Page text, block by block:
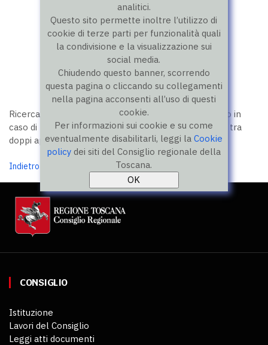
analitici.
Questo sito permette inoltre l’utilizzo di
cookie di terze parti per funzionalità quali
la condivisione e la visualizzazione sui
social media.
Chiudendo questo banner, scorrendo
questa pagina o cliccando su collegamenti
nella pagina acconsenti all’uso di questi
cookie.
Per informazioni sui cookie e su come
eventualmente disabilitarli, leggi laCookie
policy dei siti del Consiglio regionale della
Toscana.
Ricerca con parole chiave non ammesse (ad esempio in
caso di ricerche con un solo carattere non racchiuso tra
doppi apici)
Indietro
CONSIGLIO
Istituzione
Lavori del Consiglio
Leggi atti documenti